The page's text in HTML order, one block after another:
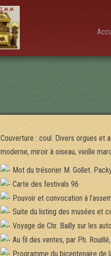
AAIMM
Association
des
Instruments
et de la
Musique
Mécanique
Couverture : coul. Divers orgues et
moderne, miroir à oiseau, vieille
Mot du trésorier M. Gollet.
Carte des festivals 96
Pouvoir et convocation à
Suite du listing des musées et
Voyage de Chr. Bailly sur les
Au fil des ventes, par Ph.
Programme du bicentenaire de